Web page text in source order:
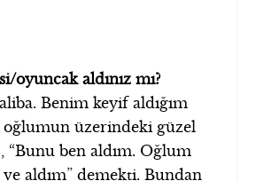
oyuncak aldınız mı?
Benim keyif aldığım
oğlumun üzerindeki güzel
“Bunu ben aldım. Oğlum
aldım” demekti. Bundan